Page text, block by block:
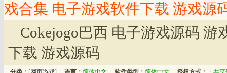
戏合集 电子游戏软件下载 游戏源
Cokejogo巴西 电子游戏源码
下载 游戏源码